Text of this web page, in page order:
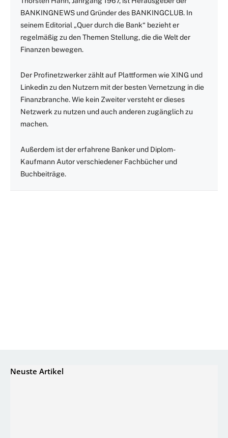
BANKINGNEWS und Gründer des BANKINGCLUB. In
seinem Editorial „Quer durch die Bank“ bezieht er
regelmäßig zu den Themen Stellung, die die Welt der
Finanzen bewegen.
Der Profinetzwerker zählt auf Plattformen wie XING und
Linkedin zu den Nutzern mit der besten Vernetzung in die
Finanzbranche. Wie kein Zweiter versteht er dieses
Netzwerk zu nutzen und auch anderen zugänglich zu
machen.
Außerdem ist der erfahrene Banker und Diplom-
Kaufmann Autor verschiedener Fachbücher und
Buchbeiträge.
Neuste Artikel